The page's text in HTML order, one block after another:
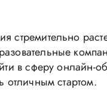
стремительно
в сферу онлайн-
отличным стартом.